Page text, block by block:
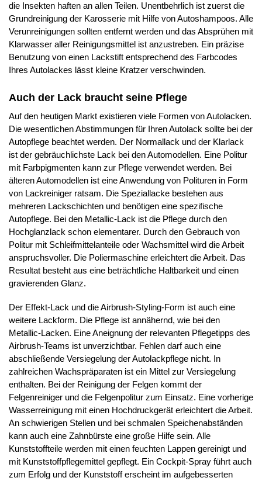
die Insekten haften an allen Teilen. Unentbehrlich ist zuerst die
Grundreinigung der Karosserie mit Hilfe von Autoshampoos. Alle
Verunreinigungen sollten entfernt werden und das Absprühen mit
Klarwasser aller Reinigungsmittel ist anzustreben. Ein präzise
Benutzung von einen Lackstift entsprechend des Farbcodes
Ihres Autolackes lässt kleine Kratzer verschwinden.
Auch der Lack braucht seine Pflege
Auf den heutigen Markt existieren viele Formen von Autolacken.
Die wesentlichen Abstimmungen für Ihren Autolack sollte bei der
Autopflege beachtet werden. Der Normallack und der Klarlack
ist der gebräuchlichste Lack bei den Automodellen. Eine Politur
mit Farbpigmenten kann zur Pflege verwendet werden. Bei
älteren Automodellen ist eine Anwendung von Polituren in Form
von Lackreiniger ratsam. Die Speziallacke bestehen aus
mehreren Lackschichten und benötigen eine spezifische
Autopflege. Bei den Metallic-Lack ist die Pflege durch den
Hochglanzlack schon elementarer. Durch den Gebrauch von
Politur mit Schleifmittelanteile oder Wachsmittel wird die Arbeit
anspruchsvoller. Die Poliermaschine erleichtert die Arbeit. Das
Resultat besteht aus eine beträchtliche Haltbarkeit und einen
gravierenden Glanz.
Der Effekt-Lack und die Airbrush-Styling-Form ist auch eine
weitere Lackform. Die Pflege ist annähernd, wie bei den
Metallic-Lacken. Eine Aneignung der relevanten Pflegetipps des
Airbrush-Teams ist unverzichtbar. Fehlen darf auch eine
abschließende Versiegelung der Autolackpflege nicht. In
zahlreichen Wachspräparaten ist ein Mittel zur Versiegelung
enthalten. Bei der Reinigung der Felgen kommt der
Felgenreiniger und die Felgenpolitur zum Einsatz. Eine vorherige
Wasserreinigung mit einen Hochdruckgerät erleichtert die Arbeit.
An schwierigen Stellen und bei schmalen Speichenabständen
kann auch eine Zahnbürste eine große Hilfe sein. Alle
Kunststoffteile werden mit einen feuchten Lappen gereinigt und
mit Kunststoffpflegemittel gepflegt. Ein Cockpit-Spray führt auch
zum Erfolg und der Kunststoff erscheint im aufgebesserten